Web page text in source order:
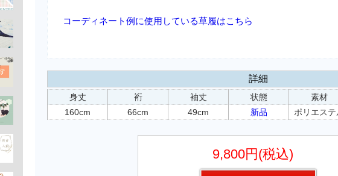
コーディネート例に使用している草履はこちら
詳細
身丈
160cm
裄
66cm
袖丈
49cm
状態
新品
素材
ポリエステ
9,800円(税込)